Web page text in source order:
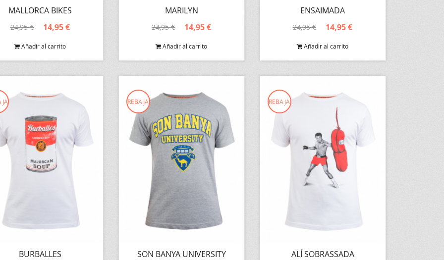
MALLORCA BIKES
24,95 € 14,95 €
Añadir al carrito
MARILYN
24,95 € 14,95 €
Añadir al carrito
ENSAIMADA
24,95 € 14,95 €
Añadir al carrito
BURBALLES
REBAJA
SON BANYA UNIVERSITY
REBAJA
ALÍ SOBRASSADA